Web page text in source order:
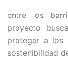
entre los
proyecto
proteger a los
sostenibilidad